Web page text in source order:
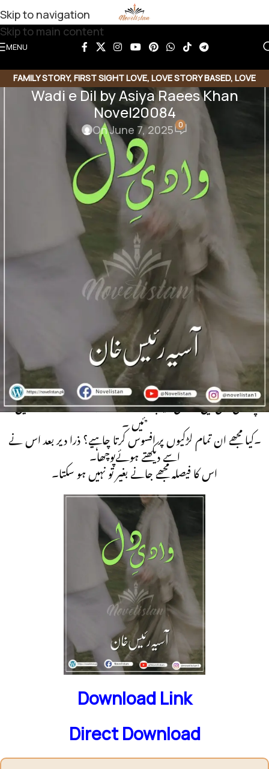
Skip to navigation
Skip to main content
MENU
FAMILY STORY, FIRST SIGHT LOVE, LOVE STORY BASED, LOVE
TRIANGLE ,TEACHER STUDENT BASE
Wadi e Dil by Asiya Raees Khan
Novel20084
On June 7, 2025 0
Share this Novel
Share Link Copy Code
Wadi e Dil by Asiya Raees Khan
Rich Hero | Poor Heroin | Teacher base | Love at First
Sight | Family base | Happy Ending
آپ ہمیشہ یوں دو نوک اور ہارٹ بات کرتی ہیں یا اس جگہ کا اثر ہے؟ وہ
اٹھ کر ریانگ کے قریب آیا۔
آپ ہمیشہ یوں لڑکی کے پیچھے پڑ جاتے ہیں پایه این جگہ کا اثر ہے ؟ ” اب
بھی اس کی نظر سامنے ائق پر چھی
یہ پہلی بار ہے اور لڑکی کا اثر ہے ۔“ اس نے حیدر کو لا جواب کرنا چاہا
تھا لیکن اب بے اختیار چہرہ موڑ کر اسے دیکھ رہی تھی۔
آپ پہلی لڑکی ہیں جو اتنی دیر بات کرنے کے بعد مجھ سے متاثر نہیں ہو
ئیں ۔”
۔کیا مجھے ان تمام لڑکیوں پر افسوس کرتا چاہیے؟ ذرا دیر بعد اس نے
اسے دیکھتے ہوئےپوچھا۔
اس کا فیصلہ مجھے جانے بغیر تو نہیں ہو سکتا۔
Download Link
Direct Download